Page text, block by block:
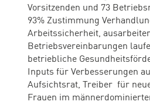
Vorsitzenden und 73
93% Zustimmung
Arbeitssicherheit,
Betriebsvereinbarungen
betriebliche
Inputs für Verbesserungen
Aufsichtsrat, Treiber für
Frauen im